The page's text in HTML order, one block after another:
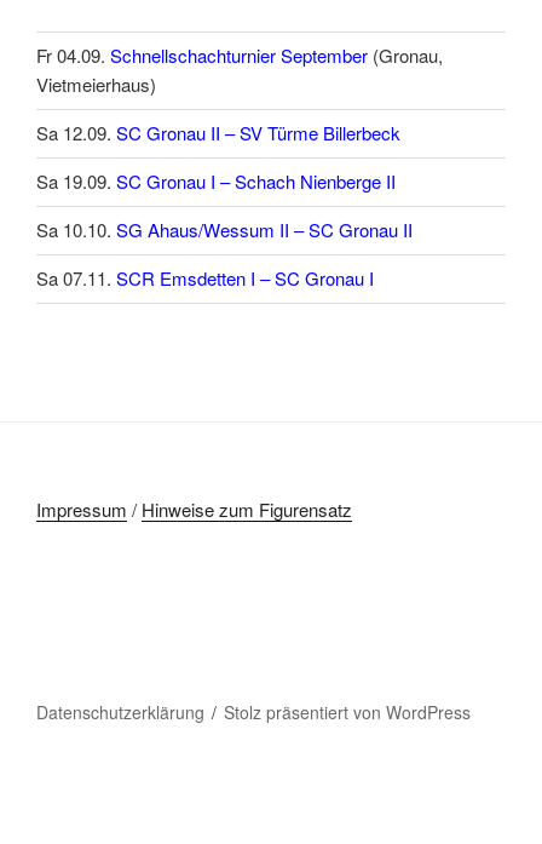
Fr 04.09. Schnellschachturnier September (Gronau,
Vietmeierhaus)
Sa 12.09. SC Gronau II – SV Türme Billerbeck
Sa 19.09. SC Gronau I – Schach Nienberge II
Sa 10.10. SG Ahaus/Wessum II – SC Gronau II
Sa 07.11. SCR Emsdetten I – SC Gronau I
Impressum / Hinweise zum Figurensatz
Datenschutzerklärung Stolz präsentiert von WordPress